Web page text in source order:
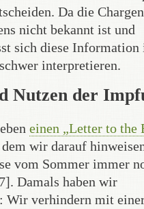
Da die
nicht bekannt ist und
sich diese Information
interpretieren.
Nutzen der
einen „Letter to the
wir darauf
vom Sommer immer
Damals haben wir
Wir verhindern mit